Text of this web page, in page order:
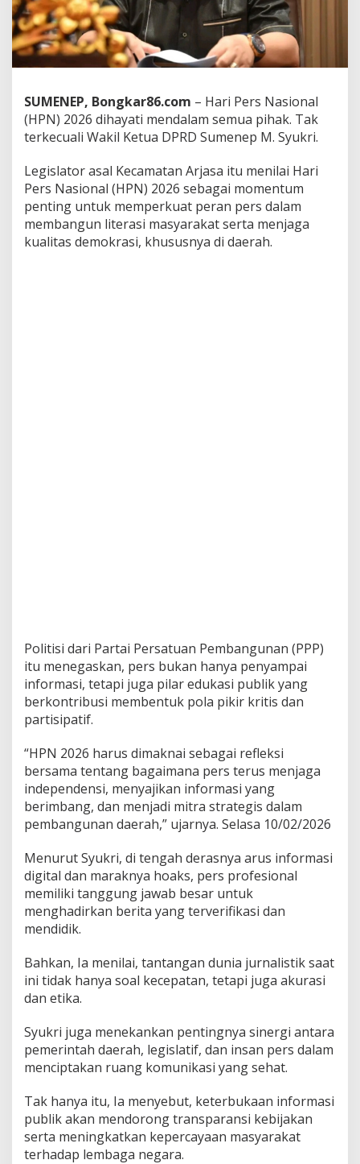
e
p
:
H
i
P
e
s
N
a
s
i
o
s
d
a
n
m
o
k
r
a
s
i
SUMENEP, Bongkar86.com – Hari Pers Nasional
(HPN) 2026 dihayati mendalam semua pihak. Tak
terkecuali Wakil Ketua DPRD Sumenep M. Syukri.
Legislator asal Kecamatan Arjasa itu menilai Hari
Pers Nasional (HPN) 2026 sebagai momentum
penting untuk memperkuat peran pers dalam
membangun literasi masyarakat serta menjaga
kualitas demokrasi, khususnya di daerah.
Politisi dari Partai Persatuan Pembangunan (PPP)
itu menegaskan, pers bukan hanya penyampai
informasi, tetapi juga pilar edukasi publik yang
berkontribusi membentuk pola pikir kritis dan
partisipatif.
“HPN 2026 harus dimaknai sebagai refleksi
bersama tentang bagaimana pers terus menjaga
independensi, menyajikan informasi yang
berimbang, dan menjadi mitra strategis dalam
pembangunan daerah,” ujarnya. Selasa 10/02/2026
Menurut Syukri, di tengah derasnya arus informasi
digital dan maraknya hoaks, pers profesional
memiliki tanggung jawab besar untuk
menghadirkan berita yang terverifikasi dan
mendidik.
Bahkan, Ia menilai, tantangan dunia jurnalistik saat
ini tidak hanya soal kecepatan, tetapi juga akurasi
dan etika.
Syukri juga menekankan pentingnya sinergi antara
pemerintah daerah, legislatif, dan insan pers dalam
menciptakan ruang komunikasi yang sehat.
Tak hanya itu, Ia menyebut, keterbukaan informasi
publik akan mendorong transparansi kebijakan
serta meningkatkan kepercayaan masyarakat
terhadap lembaga negara.